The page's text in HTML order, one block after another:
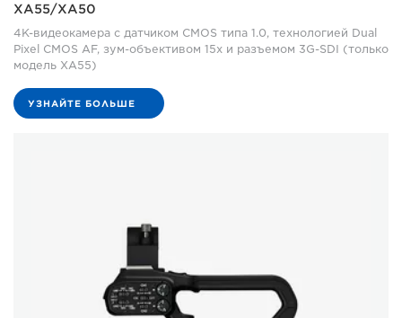
XA55/XA50
4K-видеокамера с датчиком CMOS типа 1.0, технологией Dual
Pixel CMOS AF, зум-объективом 15x и разъемом 3G-SDI (только
модель XA55)
УЗНАЙТЕ БОЛЬШЕ